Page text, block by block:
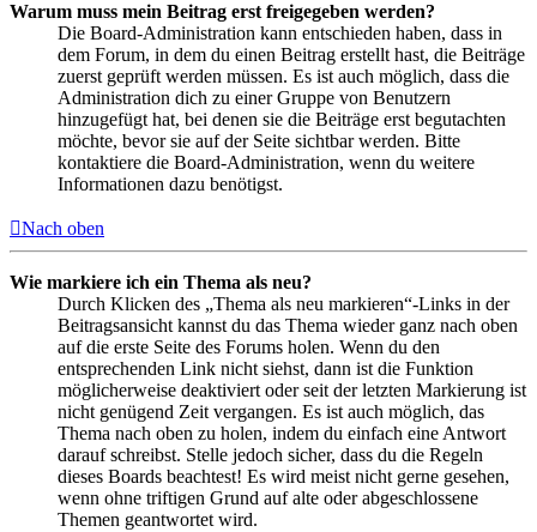
Warum muss mein Beitrag erst freigegeben werden?
Die Board-Administration kann entschieden haben, dass in
dem Forum, in dem du einen Beitrag erstellt hast, die Beiträge
zuerst geprüft werden müssen. Es ist auch möglich, dass die
Administration dich zu einer Gruppe von Benutzern
hinzugefügt hat, bei denen sie die Beiträge erst begutachten
möchte, bevor sie auf der Seite sichtbar werden. Bitte
kontaktiere die Board-Administration, wenn du weitere
Informationen dazu benötigst.
Nach oben
Wie markiere ich ein Thema als neu?
Durch Klicken des „Thema als neu markieren“-Links in der
Beitragsansicht kannst du das Thema wieder ganz nach oben
auf die erste Seite des Forums holen. Wenn du den
entsprechenden Link nicht siehst, dann ist die Funktion
möglicherweise deaktiviert oder seit der letzten Markierung ist
nicht genügend Zeit vergangen. Es ist auch möglich, das
Thema nach oben zu holen, indem du einfach eine Antwort
darauf schreibst. Stelle jedoch sicher, dass du die Regeln
dieses Boards beachtest! Es wird meist nicht gerne gesehen,
wenn ohne triftigen Grund auf alte oder abgeschlossene
Themen geantwortet wird.